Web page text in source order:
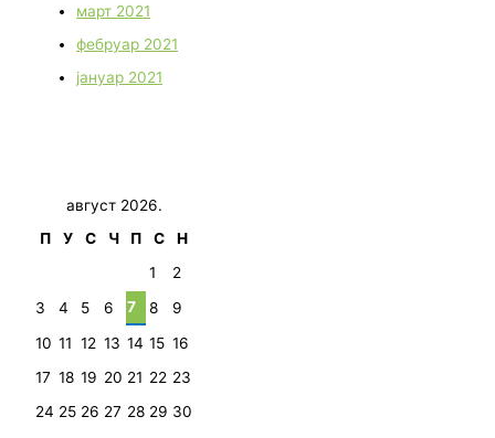
март 2021
фебруар 2021
јануар 2021
август 2026.
П
У С Ч П С
Н
1
2
3
4 5 6 7 8
9
10 11 12 13 14 15 16
17 18 19 20 21 22 23
24 25 26 27 28 29 30